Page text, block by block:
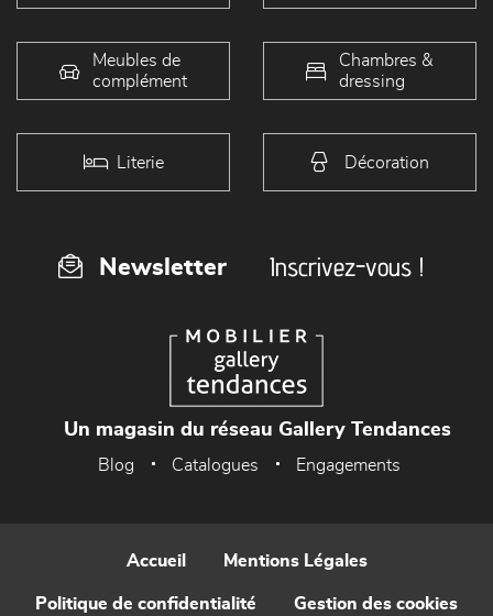
Meubles de
complément
Chambres &
dressing
Literie Décoration
Newsletter Inscrivez-vous !
Un magasin du réseau Gallery Tendances
Blog Catalogues Engagements
Accueil Mentions Légales
Politique de confidentialité Gestion des cookies